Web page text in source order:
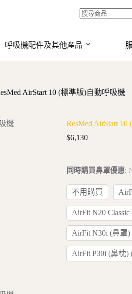
呼吸機配件及其他產品
AirStart 10 (標準版)自動呼吸機
ResMed AirStart
$6,130
同時購買鼻罩優惠:
不用購買
AirFit N20
AirFit N30i (鼻罩)
AirFit P30i (鼻枕)